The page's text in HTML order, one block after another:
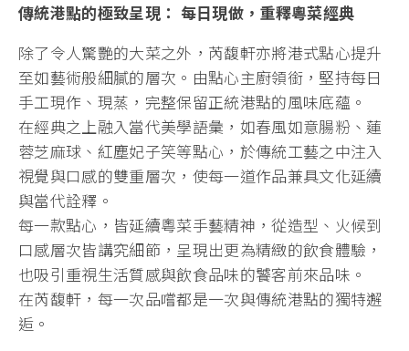
傳統港點的極致呈現： 每日現做，重釋粵菜經典
除了令人驚艷的大菜之外，芮馥軒亦將港式點心提升
至如藝術般細膩的層次。由點心主廚領銜，堅持每日
手工現作、現蒸，完整保留正統港點的風味底蘊。
在經典之上融入當代美學語彙，如春風如意腸粉、蓮
蓉芝麻球、紅塵妃子笑等點心，於傳統工藝之中注入
視覺與口感的雙重層次，使每一道作品兼具文化延續
與當代詮釋。
每一款點心，皆延續粵菜手藝精神，從造型、火候到
口感層次皆講究細節，呈現出更為精緻的飲食體驗，
也吸引重視生活質感與飲食品味的饕客前來品味。
在芮馥軒，每一次品嚐都是一次與傳統港點的獨特邂
逅。